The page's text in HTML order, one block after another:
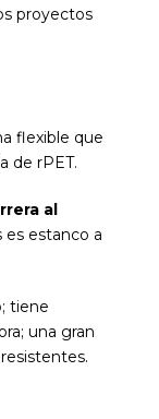
proyectos
flexible que
de rPET.
al
es estanco a
tiene
una gran